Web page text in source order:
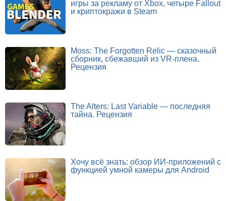
игры за рекламу от Xbox, четыре Fallout
и криптокражи в Steam
Moss: The Forgotten Relic — сказочный
сборник, сбежавший из VR-плена.
Рецензия
The Alters: Last Variable — последняя
тайна. Рецензия
Хочу всё знать: обзор ИИ-приложений с
функцией умной камеры для Android